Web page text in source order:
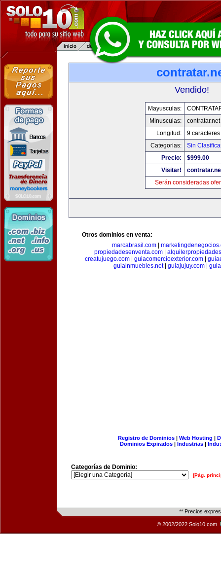
Vendido!
Mayusculas:
Minusculas:
contratar.net
Longitud:
9 caracteres
Categorias:
Sin
Precio:
$999.00
Visitar!
Serán consideradas
Otros dominios en venta:
marcabrasil.com
propiedadesenventa.com
creatujuego.com| guiacomercioexterior.com|
guiainmuebles.net| guiajujuy.com|
Registro de Dominios| Web Hosting |
Dominios Expirados | Industrias |
Categorías de Dominio:
[Pág.
** Precios
© 2002/2022 Solo10.com